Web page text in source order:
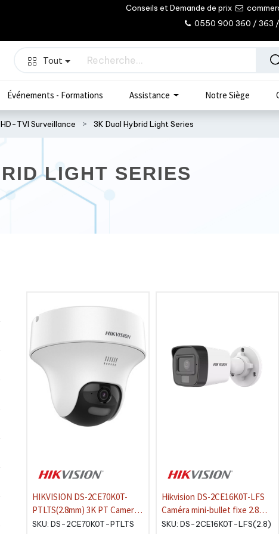
Conseils et Demande de prix
0550 900 360 / 363
Tout
Événements - Formations Assistance Notre Siège
HD-TVI Surveillance 3K Dual Hybrid Light Series
LIGHT SERIES
HIKVISION DS-2CE70K0T-
PTLTS(2.8mm) 3K PT Camera
Audio Bidirectionnel
SKU: DS-2CE70K0T-PTLTS
Hikvision DS-2CE16K0T-LFS
Caméra mini-bullet fixe 2.8mm
hybride intelligente 3K/5MP
SKU: DS-2CE16K0T-LFS(2.8)